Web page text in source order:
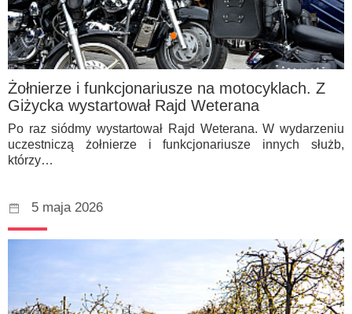
Żołnierze i funkcjonariusze na motocyklach. Z
Giżycka wystartował Rajd Weterana
Po raz siódmy wystartował Rajd Weterana. W wydarzeniu
uczestniczą żołnierze i funkcjonariusze innych służb,
którzy…
5 maja 2026